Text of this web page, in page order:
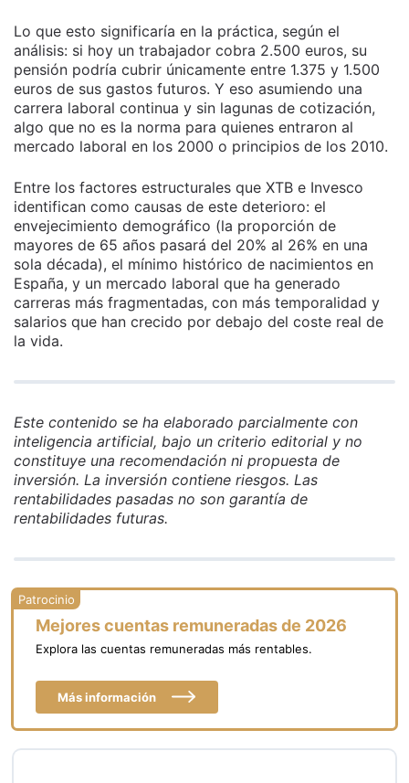
Lo que esto significaría en la práctica, según el
análisis: si hoy un trabajador cobra 2.500 euros, su
pensión podría cubrir únicamente entre 1.375 y 1.500
euros de sus gastos futuros. Y eso asumiendo una
carrera laboral continua y sin lagunas de cotización,
algo que no es la norma para quienes entraron al
mercado laboral en los 2000 o principios de los 2010.
Entre los factores estructurales que XTB e Invesco
identifican como causas de este deterioro: el
envejecimiento demográfico (la proporción de
mayores de 65 años pasará del 20% al 26% en una
sola década), el mínimo histórico de nacimientos en
España, y un mercado laboral que ha generado
carreras más fragmentadas, con más temporalidad y
salarios que han crecido por debajo del coste real de
la vida.
Este contenido se ha elaborado parcialmente con
inteligencia artificial, bajo un criterio editorial y no
constituye una recomendación ni propuesta de
inversión. La inversión contiene riesgos. Las
rentabilidades pasadas no son garantía de
rentabilidades futuras.
Mejores cuentas remuneradas de 2026
Explora las cuentas remuneradas más rentables.
Más información